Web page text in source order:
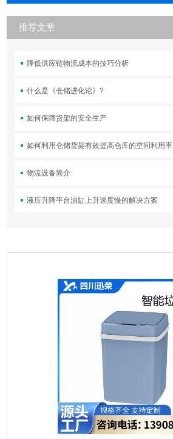
推荐文章
降低供应链物流成本的技巧分析
什么是《仓储进化论》?
如何保障货架的安全生产
如何利用仓储货架有效提高仓库的空间利用率
物流设备简介
液压升降平台油缸上升速度慢的解决方案